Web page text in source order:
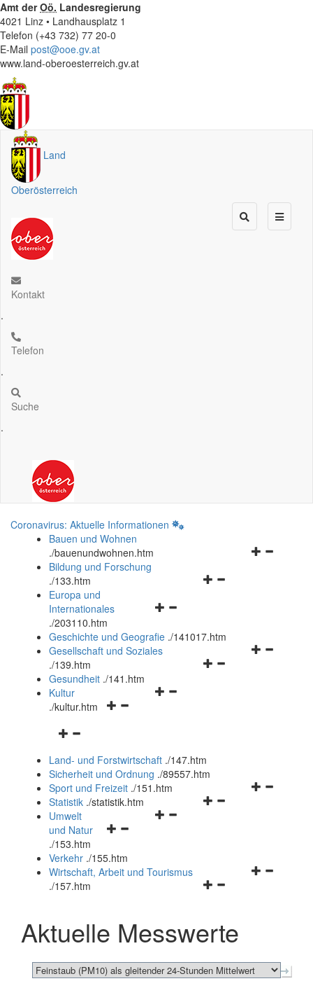
Amt derOö. Landesregierung
4021 Linz • Landhausplatz 1
Telefon (+43 732) 77 20-0
E-Mail post@ooe.gv.at
www.land-oberoesterreich.gv.at
Land
Oberösterreich
Kontakt
.
Telefon
.
Suche
.
Coronavirus: Aktuelle Informationen
Bauen und Wohnen
./bauenundwohnen.htm
Navigationsmenü
Bildung und Forschung
./133.htm
Navigationsmenü
und
schließen
Europa und
Internationales
./203110.htm
Geschichte und Geografie ./141017.htm
Navigationsmenü
Gesellschaft und Soziales
./139.htm
Navigationsmenü
Gesundheit ./141.htm
Navigationsmenü
Kultur
./kultur.htm
Navigationsmenü
und
schließen
Land- und Forstwirtschaft ./147.htm
Sicherheit und Ordnung ./89557.htm
Navigationsmenü
Sport und Freizeit ./151.htm
Navigationsmenü
Statistik ./statistik.htm
Navigationsmenü
und
schließen
Umwelt
und Natur
./153.htm
Verkehr ./155.htm
Navigationsmenü
schließen
Wirtschaft, Arbeit und Tourismus
./157.htm
Aktuelle Messwerte